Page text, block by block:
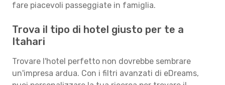
fare piacevoli passeggiate in famiglia.
Trova il tipo di hotel giusto per te a
Itahari
Trovare l'hotel perfetto non dovrebbe sembrare
un'impresa ardua. Con i filtri avanzati di eDreams,